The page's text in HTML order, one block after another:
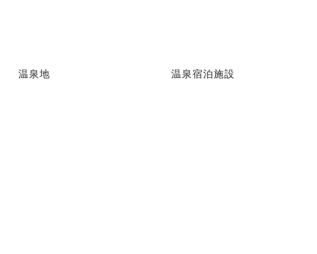
温泉地 温泉宿泊施設